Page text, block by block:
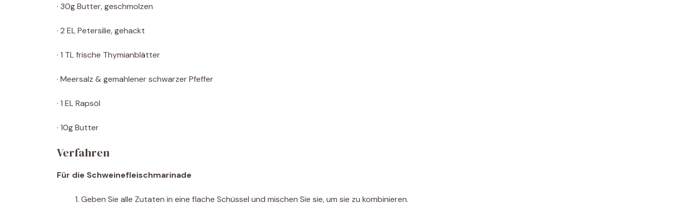
· 30g Butter, geschmolzen
· 2 EL Petersilie, gehackt
· 1 TL frische Thymianblätter
· Meersalz & gemahlener schwarzer Pfeffer
· 1 EL Rapsöl
· 10g Butter
Verfahren
Für die Schweinefleischmarinade
Geben Sie alle Zutaten in eine flache Schüssel und mischen Sie sie, um sie zu kombinieren.